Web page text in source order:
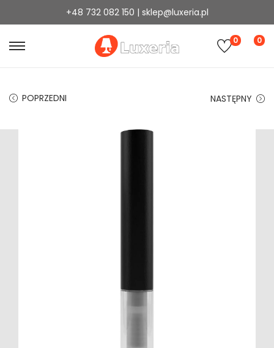
+48 732 082 150 | sklep@luxeria.pl
0 0
POPRZEDNI NASTĘPNY